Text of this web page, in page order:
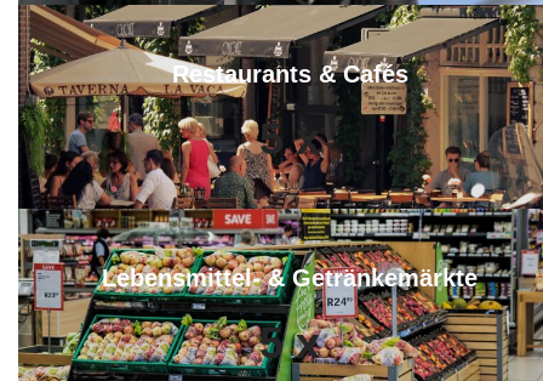
Restaurants & Cafés
5 x
Lebensmittel- & Getränkemärkte
5 x